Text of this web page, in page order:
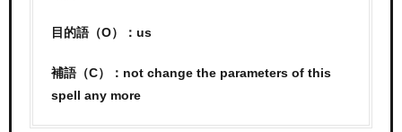
目的語（O）：us
補語（C）：not change the parameters of this
spell any more